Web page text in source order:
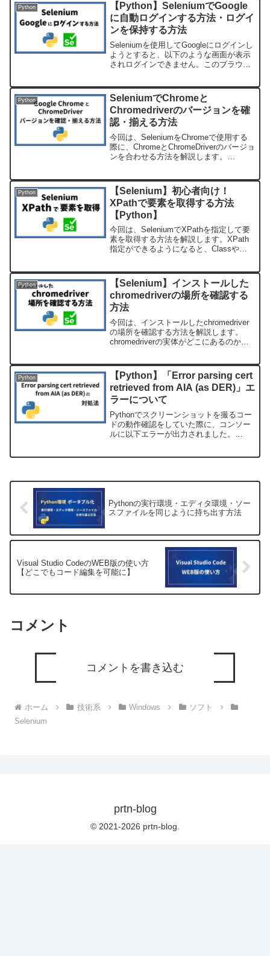
Python
【Python】SeleniumでGoogle
に自動ログインする方法・ログイ
ンを保持する方法
Seleniumを使用してGoogleにログインし
ようとすると、以下のような画面が表示
されログインできません。このブラウザ
アカウントに自動ログインする方法...
Python
SeleniumでChromeと
Chromedriverのバージョンを確
認・揃える方法
今回は、SeleniumをChromeで使用する
際に、ChromeとChromeDriverのバージョ
ンを合わせる方法を解説します。
Python
【Selenium】初心者向け！
XPathで要素を取得する方法
【Python】
今回は、SeleniumでXPathを指定して要
素を取得する方法を解説します。XPath
指定ができるようになると、Classや
ーブルの特定の行・列のみ取得するな
ど、...
Python
【Selenium】インストールした
chromedriverの場所を確認する
方法
今回は、インストールしたchromedriver
の場所を確認する方法を解説します。
chromedriverの実体がどこにあるのか分
いいのか分からないなんてこ...
Python
【Python】「Error parsing cert
retrieved from AIA (as DER)」エ
ラーについて
Pythonでスクリーンショットを撮るコー
ドの動作確認をしていた際に、コンソー
ルに以下エラーが出力されました。
Pythonの実行環境・エディタ環境・ソー
スファイルを同じように持ち出す方法
Visual Studio CodeのWEB版の使い方
【どこでもコード編集を可能に】
コメント
コメントを書き込む
ホーム 技術系 Windows
ソフト
Selenium
prtn-blog
© 2021-2026 prtn-blog.